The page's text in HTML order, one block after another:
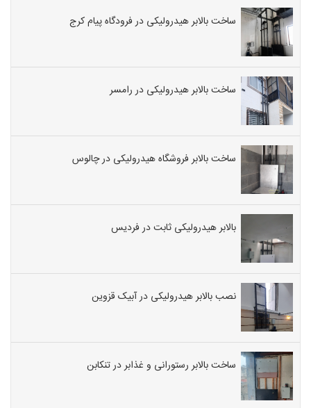
ساخت بالابر هیدرولیکی در فرودگاه پیام کرج
ساخت بالابر هیدرولیکی در رامسر
ساخت بالابر فروشگاه هیدرولیکی در چالوس
بالابر هیدرولیکی ثابت در فردیس
نصب بالابر هیدرولیکی در آبیک قزوین
ساخت بالابر رستورانی و غذابر در تنکابن